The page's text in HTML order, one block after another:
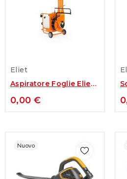
Eliet
Aspiratore Foglie Eliet
0,00 €
Nuovo